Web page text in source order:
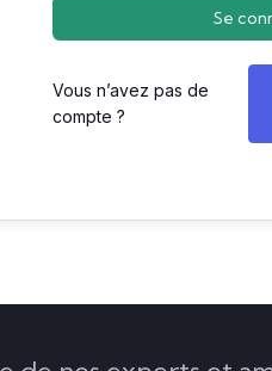
Se
Vous n’avez pas de
compte ?